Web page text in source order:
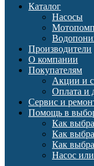
Каталог
Насосы
Производители
О компании
Покупателям
Акции и
Оплата и
Сервис и
Помощь в
Как
Как
Как
Насос